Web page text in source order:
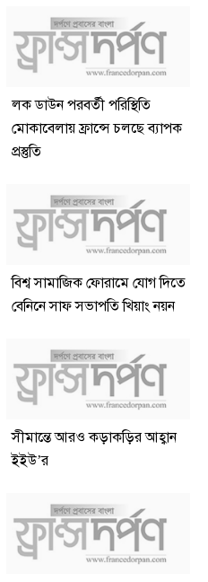
লক ডাউন পরবর্তী পরিস্থিতি
মোকাবেলায় ফ্রান্সে চলছে ব্যাপক
প্রস্তুতি
বিশ্ব সামাজিক ফোরামে যোগ দিতে
বেনিনে সাফ সভাপতি খিয়াং নয়ন
সীমান্তে আরও কড়াকড়ির আহ্বান
ইইউ’র